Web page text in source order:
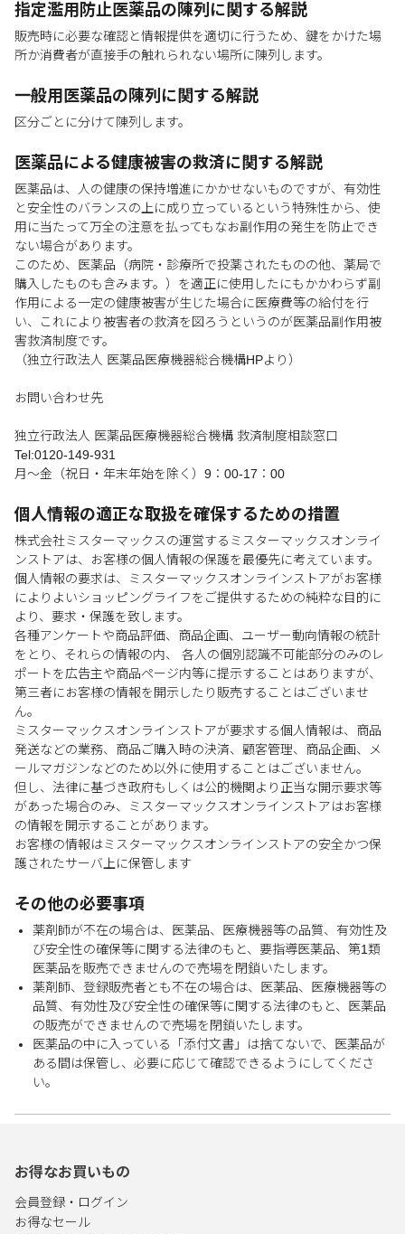
指定濫用防止医薬品の陳列に関する解説
販売時に必要な確認と情報提供を適切に行うため、鍵をかけた場
所か消費者が直接手の触れられない場所に陳列します。
一般用医薬品の陳列に関する解説
区分ごとに分けて陳列します。
医薬品による健康被害の救済に関する解説
医薬品は、人の健康の保持増進にかかせないものですが、有効性
と安全性のバランスの上に成り立っているという特殊性から、使
用に当たって万全の注意を払ってもなお副作用の発生を防止でき
ない場合があります。
このため、医薬品（病院・診療所で投薬されたものの他、薬局で
購入したものも含みます。）を適正に使用したにもかかわらず副
作用による一定の健康被害が生じた場合に医療費等の給付を行
い、これにより被害者の救済を図ろうというのが医薬品副作用被
害救済制度です。
（独立行政法人 医薬品医療機器総合機構HPより）
お問い合わせ先
独立行政法人 医薬品医療機器総合機構 救済制度相談窓口
Tel:0120-149-931
月～金（祝日・年末年始を除く）9：00-17：00
個人情報の適正な取扱を確保するための措置
株式会社ミスターマックスの運営するミスターマックスオンライ
ンストアは、お客様の個人情報の保護を最優先に考えています。
個人情報の要求は、ミスターマックスオンラインストアがお客様
によりよいショッピングライフをご提供するための純粋な目的に
より、要求・保護を致します。
各種アンケートや商品評価、商品企画、ユーザー動向情報の統計
をとり、それらの情報の内、 各人の個別認識不可能部分のみのレ
ポートを広告主や商品ページ内等に提示することはありますが、
第三者にお客様の情報を開示したり販売することはございませ
ん。
ミスターマックスオンラインストアが要求する個人情報は、商品
発送などの業務、商品ご購入時の決済、顧客管理、商品企画、メ
ールマガジンなどのため以外に使用することはございません。
但し、法律に基づき政府もしくは公的機関より正当な開示要求等
があった場合のみ、ミスターマックスオンラインストアはお客様
の情報を開示することがあります。
お客様の情報はミスターマックスオンラインストアの安全かつ保
護されたサーバ上に保管します
その他の必要事項
薬剤師が不在の場合は、医薬品、医療機器等の品質、有効性及
び安全性の確保等に関する法律のもと、要指導医薬品、第1類
医薬品を販売できませんので売場を閉鎖いたします。
薬剤師、登録販売者とも不在の場合は、医薬品、医療機器等の
品質、有効性及び安全性の確保等に関する法律のもと、医薬品
の販売ができませんので売場を閉鎖いたします。
医薬品の中に入っている「添付文書」は捨てないで、医薬品が
ある間は保管し、必要に応じて確認できるようにしてくださ
い。
お得なお買いもの
会員登録・ログイン
お得なセール